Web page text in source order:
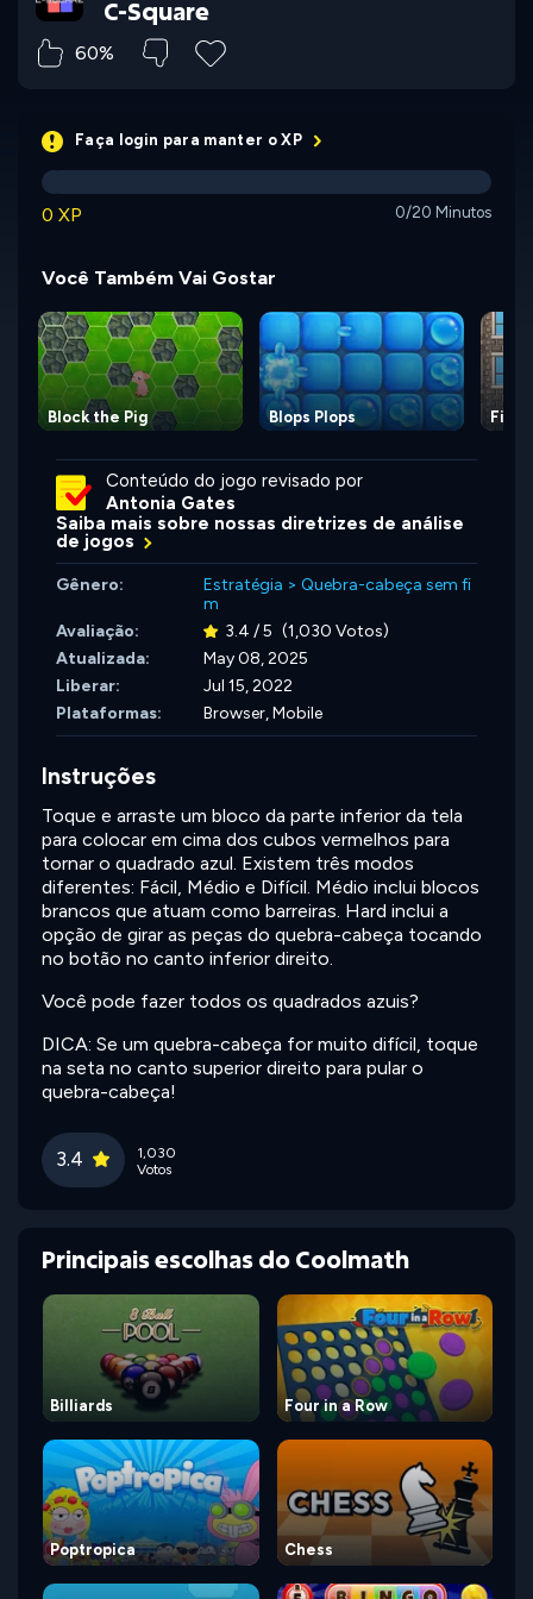
C-Square
60%
Faça login para manter o XP
0 XP 0/20 Minutos
Você Também Vai Gostar
Block the Pig Blops Plops
Conteúdo do jogo revisado por
Antonia Gates
Saiba mais sobre nossas diretrizes de análise
de jogos
Gênero: Estratégia > Quebra-cabeça sem fi
m
Avaliação:
3.4 / 5 (1,030 Votos)
Atualizada:
May 08, 2025
Liberar:
Jul 15, 2022
Plataformas:
Browser, Mobile
Instruções
Toque e arraste um bloco da parte inferior da tela
para colocar em cima dos cubos vermelhos para
tornar o quadrado azul. Existem três modos
diferentes: Fácil, Médio e Difícil. Médio inclui blocos
brancos que atuam como barreiras. Hard inclui a
opção de girar as peças do quebra-cabeça tocando
no botão no canto inferior direito.
Você pode fazer todos os quadrados azuis?
DICA: Se um quebra-cabeça for muito difícil, toque
na seta no canto superior direito para pular o
quebra-cabeça!
3.4
1,030
Votos
Principais escolhas do Coolmath
Billiards Four in a Row
Poptropica Chess